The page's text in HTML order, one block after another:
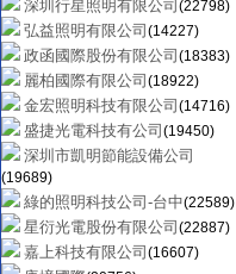
亞米燈飾(94183)
尚偉機電 (84707)
亞緹傢飾藝品 (90765)
景勝照明燈飾網 (87152)
必登堡燈飾照明生活館 (79025)
海山燈飾(82291)
億昇照明有限公司(90631)
深圳行星照明有限公司 (22798)
弘益照明有限公司 (14227)
政函國際股份有限公司 (18383)
麗柏國際有限公司 (18922)
金宏照明科技有限公司 (14716)
盛捷光電科技有公司 (19450)
深圳市凱明節能設備公司
(19689)
綠的照明科技公司-台中(22589)
星衍光電股份有限公司 (22887)
嘉上科技有限公司 (16607)